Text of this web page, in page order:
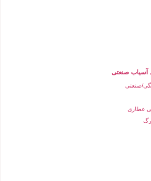
آسیاب صنعتی
صنعتی
عطاری